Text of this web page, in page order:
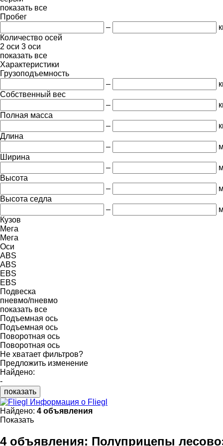
показать все
Пробег
–
Количество осей
2 оси 3 оси
показать все
Характеристики
Грузоподъемность
–
Собственный вес
–
Полная масса
–
Длина
–
м
Ширина
–
м
Высота
–
м
Высота седла
–
Кузов
Мега
Мега
Оси
ABS
ABS
EBS
EBS
Подвеска
пневмо/пневмо
показать все
Подъемная ось
Подъемная ось
Поворотная ось
Поворотная ось
Не хватает фильтров?
Предложить изменение
Найдено:
-
показать
Информация о Fliegl
Найдено: 4 объявления
Показать
4 объявления: Полуприцепы